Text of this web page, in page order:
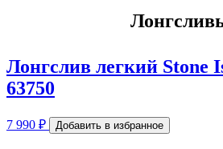
Лонгслив легкий Stone
63750
7 990 ₽ Добавить в избранное